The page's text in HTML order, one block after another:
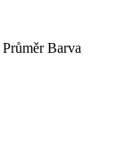
Průměr Barva